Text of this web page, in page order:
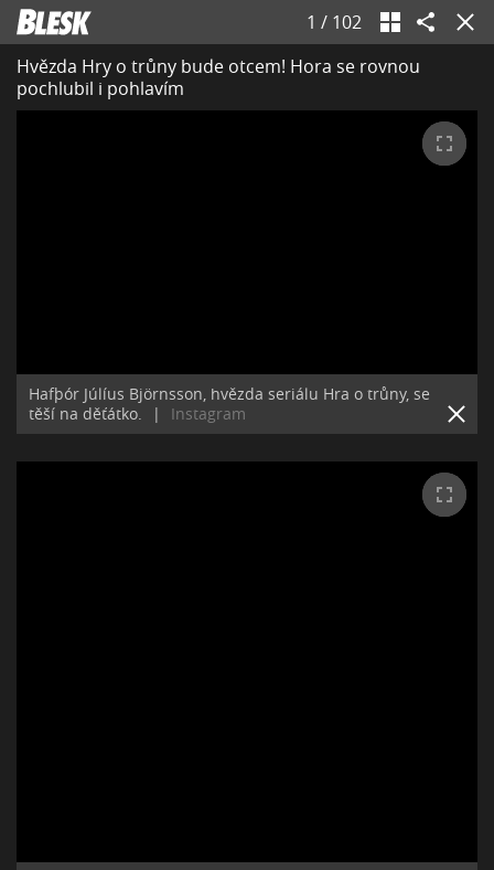
1 / 102
Hvězda Hry o trůny bude otcem! Hora se rovnou
pochlubil i pohlavím
Hafþór Júlíus Björnsson, hvězda seriálu Hra o trůny, se
těší na děťátko.
| Instagram